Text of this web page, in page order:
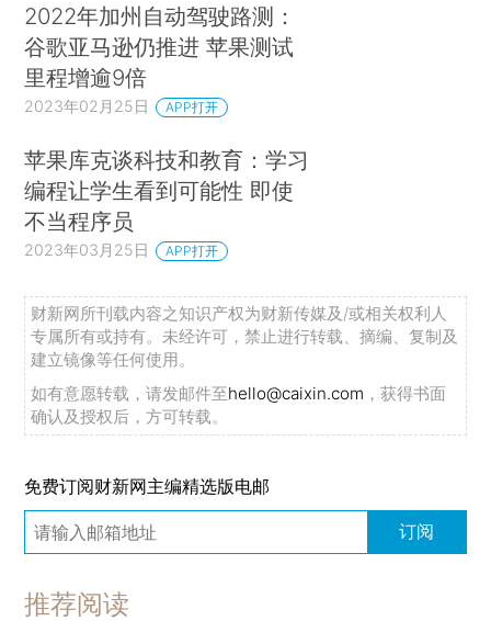
2022年加州自动驾驶路测：
谷歌亚马逊仍推进 苹果测试
里程增逾9倍
2023年02月25日 APP打开
苹果库克谈科技和教育：学习
编程让学生看到可能性 即使
不当程序员
2023年03月25日 APP打开
财新网所刊载内容之知识产权为财新传媒及/或相关权利人
专属所有或持有。未经许可，禁止进行转载、摘编、复制及
建立镜像等任何使用。
如有意愿转载，请发邮件至hello@caixin.com ，获得书面
确认及授权后，方可转载。
免费订阅财新网主编精选版电邮
订阅
推荐阅读